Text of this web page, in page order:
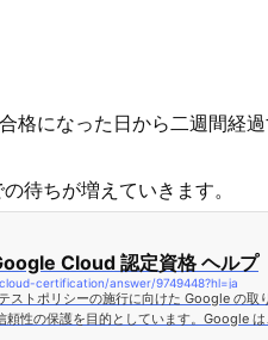
格になった日から二週間経
待ちが増えていきます。
Cloud 認定資格 ヘルプ
certification/answer/9749448?hl=ja
ストポリシーの施行に向けた Google の取
性の保護を目的としています。Google は